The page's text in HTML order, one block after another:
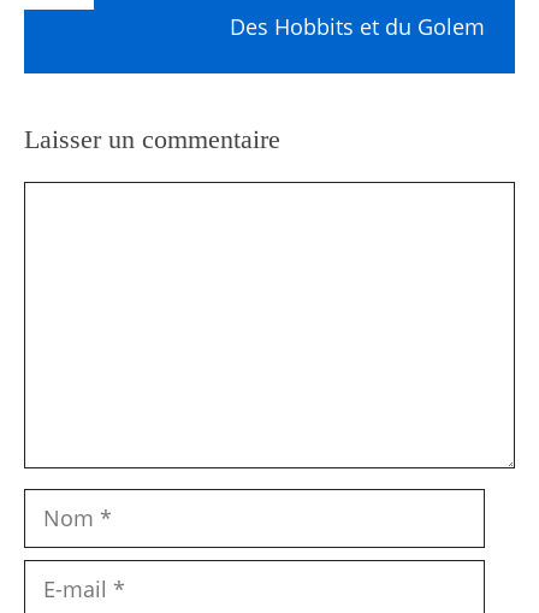
Des Hobbits et du Golem
Laisser un commentaire
Nom